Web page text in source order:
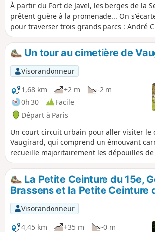
À partir du Port de Javel, les berges de la
prêtent guère à la promenade... On
pour traverser trois grands parcs : André
Lenglen et de l'Île Saint-Germain. On
chemin de halage et ses nombreuses
La randonnée s'achève par une brève
de Saint-Cloud avant d'emprunter le pont
pour franchir la Seine.
Un tour au cimetière de
Visorandonneur
1,68 km
+2 m
-2 m
0h 30
Facile
Départ à Paris
Un court circuit urbain pour aller visiter le
Vaugirard, qui comprend un émouvant
recueille majoritairement les dépouilles de
combat durant la première guerre
personnalités civiles qui ont leur tombe ici,
également connu une mort violente, dont
de la République Paul Doumer.
La Petite Ceinture du 15e,
Brassens et la Petite Ceinture
Visorandonneur
4,45 km
+35 m
-0 m